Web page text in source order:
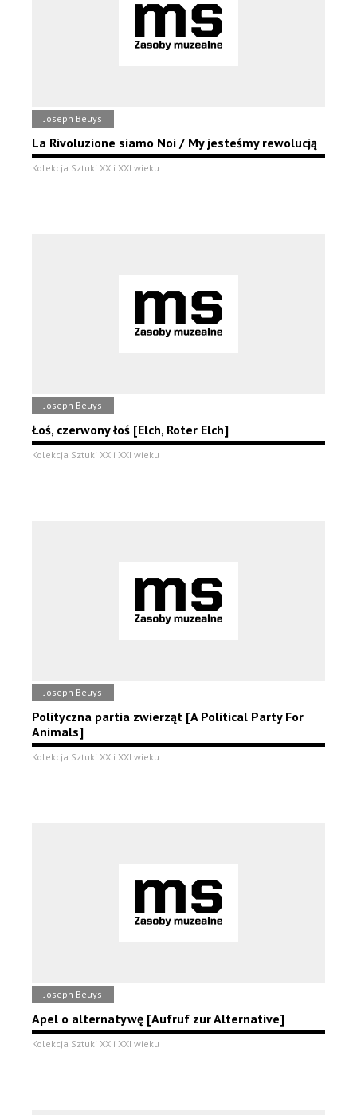
Joseph Beuys
La Rivoluzione siamo Noi / My jesteśmy rewolucją
Kolekcja Sztuki XX i XXI wieku
Joseph Beuys
Łoś, czerwony łoś [Elch, Roter Elch]
Kolekcja Sztuki XX i XXI wieku
Joseph Beuys
Polityczna partia zwierząt [A Political Party For
Animals]
Kolekcja Sztuki XX i XXI wieku
Joseph Beuys
Apel o alternatywę [Aufruf zur Alternative]
Kolekcja Sztuki XX i XXI wieku